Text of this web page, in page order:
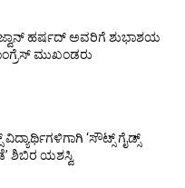
ಹರ್ಷದ್ ಅವರಿಗೆ ಶುಭಾಶಯ
ಮುಖಂಡರು
ವಿದ್ಯಾರ್ಥಿಗಳಿಗಾಗಿ ‘ಸೌಟ್ಸ್ ಗೈಡ್ಸ್
ಶಿಬಿರ ಯಶಸ್ವಿ